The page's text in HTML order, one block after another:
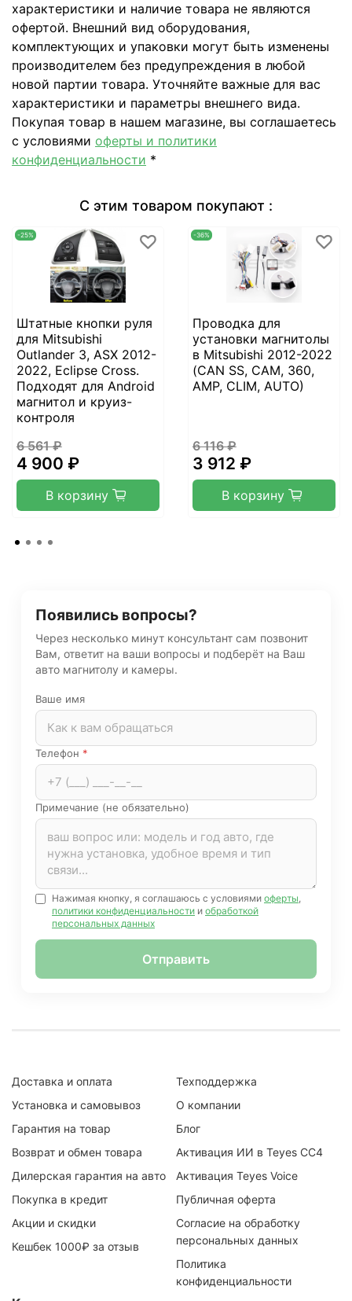
характеристики и наличие товара не являются
офертой. Внешний вид оборудования,
комплектующих и упаковки могут быть изменены
производителем без предупреждения в любой
новой партии товара. Уточняйте важные для вас
характеристики и параметры внешнего вида.
Покупая товар в нашем магазине, вы соглашаетесь
с условиями оферты и политики
конфиденциальности *
С этим товаром покупают :
-25%
Штатные кнопки руля
для Mitsubishi
Outlander 3, ASX 2012-
2022, Eclipse Cross.
Подходят для Android
магнитол и круиз-
контроля
6 561 ₽
4 900 ₽
В корзину
-36%
Проводка для
установки магнитолы
в Mitsubishi 2012-2022
(CAN SS, CAM, 360,
AMP, CLIM, AUTO)
6 116 ₽
3 912 ₽
В корзину
Появились вопросы?
Через несколько минут консультант сам позвонит
Вам, ответит на ваши вопросы и подберёт на Ваш
авто магнитолу и камеры.
Ваше имя
Телефон *
Примечание (не обязательно)
Нажимая кнопку, я соглашаюсь с условиями оферты
политики конфиденциальности и обработкой
персональных данных
Отправить
Доставка и оплата
Установка и самовывоз
Гарантия на товар
Возврат и обмен товара
Дилерская гарантия на авто
Покупка в кредит
Акции и скидки
Кешбек 1000₽ за отзыв
Техподдержка
О компании
Блог
Активация ИИ в Teyes CC4
Активация Teyes Voice
Публичная оферта
Согласие на обработку
персональных данных
Политика
конфиденциальности